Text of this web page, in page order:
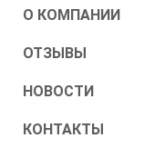
О КОМПАНИИ
ОТЗЫВЫ
НОВОСТИ
КОНТАКТЫ